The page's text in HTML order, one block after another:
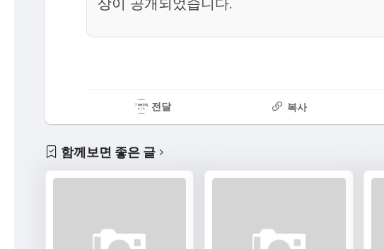
전달 복사
함께보면 좋은 글